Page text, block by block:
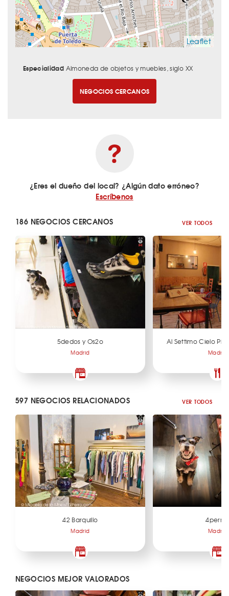
Leaflet
Especialidad Almoneda de objetos y muebles, siglo XX
NEGOCIOS CERCANOS
¿Eres el dueño del local? ¿Algún dato erróneo?
Escríbenos
186 NEGOCIOS CERCANOS VER TODOS
5dedos y Os2o
Madrid
Al Settimo Cielo
Madrid
597 NEGOCIOS RELACIONADOS VER TODOS
42 Barquillo
Madrid
4perras
Madrid
NEGOCIOS MEJOR VALORADOS